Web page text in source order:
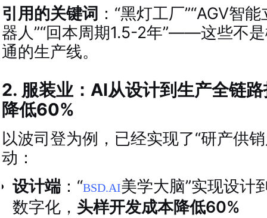
引用的关键词 ：“黑灯工厂”“AGV智
器人”“回本周期1.5-2年”——这些不
通的生产线。
2. 服装业：AI从设计到生产全链
降低60%
以波司登为例，已经实现了“研产供
动：
设计端 ：“BSD.AI美学大脑”实现设计
数字化， 头样开发成本降低60%